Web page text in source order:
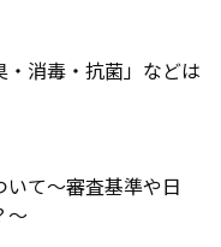
消毒・抗菌」などは
て～審査基準や日
～